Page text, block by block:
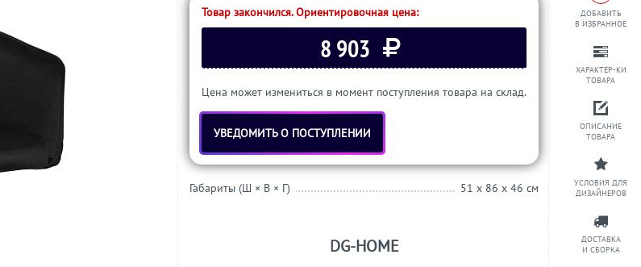
ДОБАВИТЬ
В ИЗБРАННОЕ
ХАРАКТЕР-КИ
ТОВАРА
ОПИСАНИЕ
ТОВАРА
УСЛОВИЯ ДЛЯ
ДИЗАЙНЕРОВ
ДОСТАВКА
И СБОРКА
Товар закончился. Ориентировочная цена:
8 903
Цена может измениться в момент поступления товара на склад.
УВЕДОМИТЬ О ПОСТУПЛЕНИИ
Габариты (Ш × В × Г) 51 x 86 x 46 см
DG-HOME